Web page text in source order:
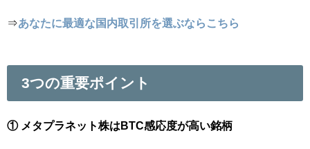
⇒あなたに最適な国内取引所を選ぶならこちら
3つの重要ポイント
① メタプラネット株はBTC感応度が高い銘柄